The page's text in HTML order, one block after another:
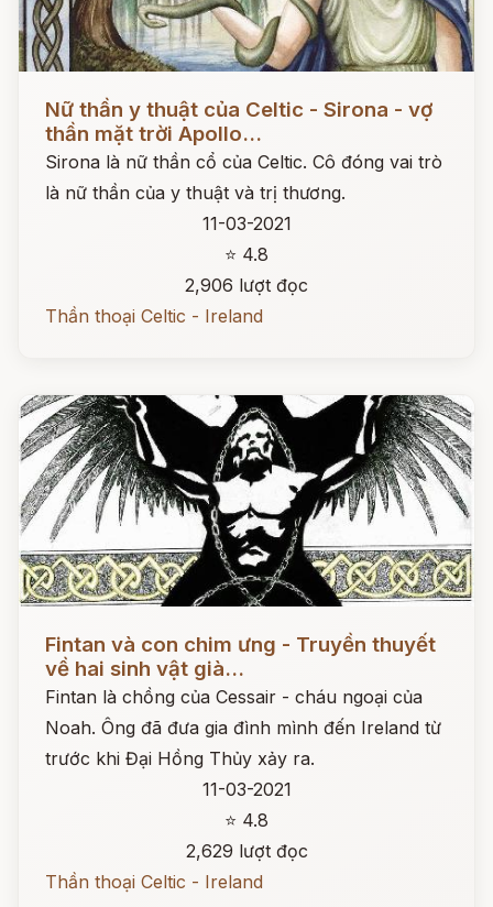
Nữ thần y thuật của Celtic - Sirona - vợ
thần mặt trời Apollo...
Sirona là nữ thần cổ của Celtic. Cô đóng vai trò
là nữ thần của y thuật và trị thương.
11-03-2021
⭐ 4.8
2,906 lượt đọc
Thần thoại Celtic - Ireland
Fintan và con chim ưng - Truyền thuyết
về hai sinh vật già...
Fintan là chồng của Cessair - cháu ngoại của
Noah. Ông đã đưa gia đình mình đến Ireland từ
trước khi Đại Hồng Thủy xảy ra.
11-03-2021
⭐ 4.8
2,629 lượt đọc
Thần thoại Celtic - Ireland